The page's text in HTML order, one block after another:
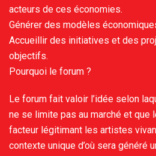
acteurs de ces économies.
Générer des modèles
Accueillir des initiatives et des
objectifs.
Pourquoi le forum ?
Le forum fait valoir l’idée selon
ne se limite pas au marché et que
facteur légitimant les artistes
contexte unique d’où sera généré